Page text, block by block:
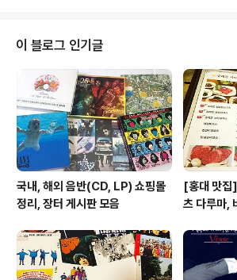
머천다이즈 다행히 우려는 현실로 이어지지 않았다. 슈퍼
소닉은 어려운 상황 속에서도 다양한 장르를 아우르는 라
인업 구축에 성공했고, 합리적인 티켓 가격에 부족했던 편
의시설까지 개선하며 ‘짧지만 굵은 하루’를 선사했다. 오후
3시부터 시작된 페스티벌은 게이트 플라워즈의 무대로 뜨
겁게 달아올랐다. 퀸 트리뷰..
이 블로그 인기글
국내, 해외 음반(CD, LP) 쇼핑몰
정리, 장터 게시판 모음
[홍대 맛집
츠 다루마,